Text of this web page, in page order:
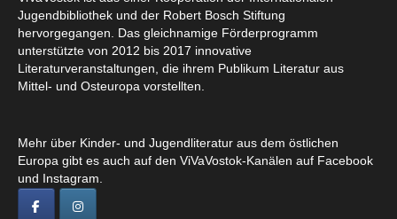
Jugendbibliothek und der Robert Bosch Stiftung
hervorgegangen. Das gleichnamige Förderprogramm
unterstützte von 2012 bis 2017 innovative
Literaturveranstaltungen, die ihrem Publikum Literatur aus
Mittel- und Osteuropa vorstellten.
Mehr über Kinder- und Jugendliteratur aus dem östlichen
Europa gibt es auch auf den ViVaVostok-Kanälen auf Facebook
und Instagram.